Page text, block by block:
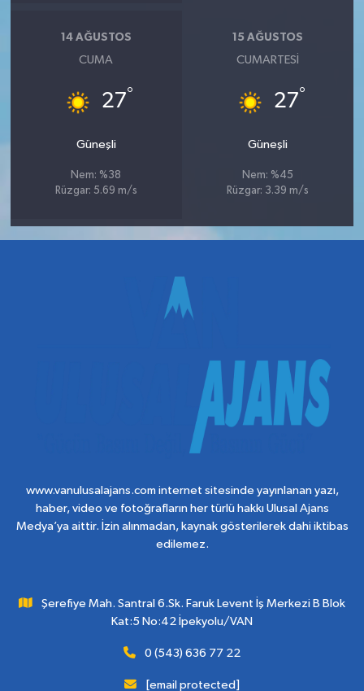
14 AĞUSTOS
CUMA
27°
Güneşli
Nem: %38
Rüzgar: 5.69 m/s
15 AĞUSTOS
CUMARTESI
27°
Güneşli
Nem: %45
Rüzgar: 3.39 m/s
www.vanulusalajans.com internet sitesinde yayınlanan yazı,
haber, video ve fotoğrafların her türlü hakkı Ulusal Ajans
Medya’ya aittir. İzin alınmadan, kaynak gösterilerek dahi iktibas
edilemez.
Şerefiye Mah. Santral 6.Sk. Faruk Levent İş Merkezi B Blok
Kat:5 No:42 İpekyolu/VAN
0 (543) 636 77 22
[email protected]